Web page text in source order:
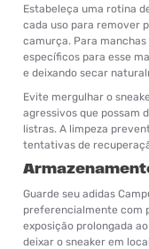
Estabeleça uma rotina
cada uso para remover
camurça. Para
específicos para esse
e deixando secar
Evite mergulhar o
agressivos que possam
listras. A limpeza
tentativas de
Guarde seu adidas
preferencialmente com
exposição prolongada
deixar o sneaker em